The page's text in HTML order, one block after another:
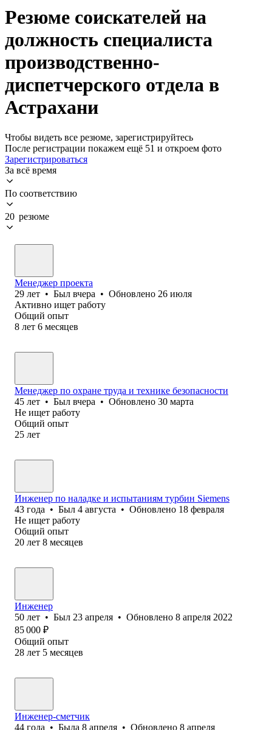
Резюме соискателей на
должность специалиста
производственно-
диспетчерского отдела в
Астрахани
Чтобы видеть все резюме, зарегистрируйтесь
После регистрации покажем ещё 51 и откроем фото
Зарегистрироваться
За всё время
По соответствию
20 резюме
Менеджер проекта
29 лет • Был вчера • Обновлено 26 июля
Активно ищет работу
Общий опыт
8 лет 6 месяцев
Менеджер по охране труда и технике безопасности
45 лет • Был вчера • Обновлено 30 марта
Не ищет работу
Общий опыт
25 лет
Инженер по наладке и испытаниям турбин Siemens
43 года • Был 4 августа • Обновлено 18 февраля
Не ищет работу
Общий опыт
20 лет 8 месяцев
Инженер
50 лет • Был 23 апреля • Обновлено 8 апреля 2022
85 000 ₽
Общий опыт
28 лет 5 месяцев
Инженер-сметчик
44 года • Была 8 апреля • Обновлено 8 апреля